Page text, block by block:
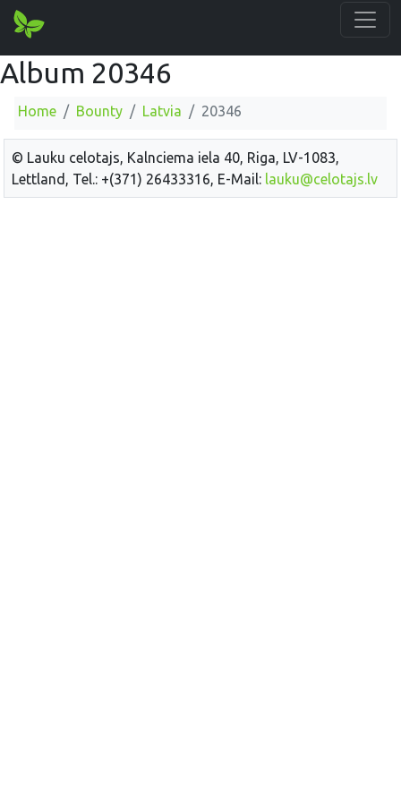
Album 20346
Home Bounty Latvia 20346
© Lauku celotajs, Kalnciema iela 40, Riga, LV-1083,
Lettland, Tel.: +(371) 26433316, E-Mail: lauku@celotajs.lv